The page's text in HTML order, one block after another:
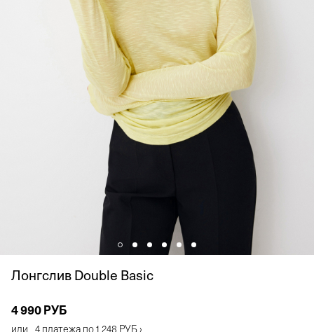
Лонгслив Double Basic
4 990 РУБ